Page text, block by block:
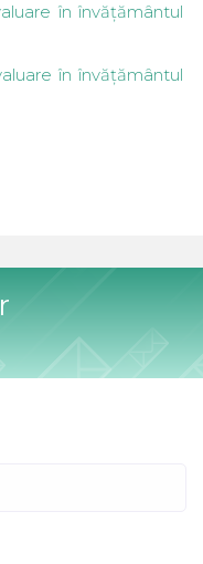
în învățământul
în învățământul